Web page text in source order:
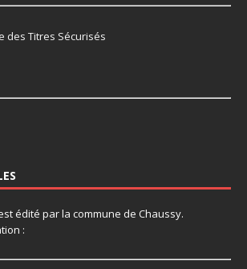
des Titres Sécurisés
édité par la commune de Chaussy.
: